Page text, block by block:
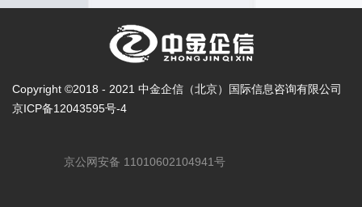
Copyright ©2018 - 2021 中金企信（北京）国际信息咨询有限公司
京ICP备12043595号-4
京公网安备 11010602104941号